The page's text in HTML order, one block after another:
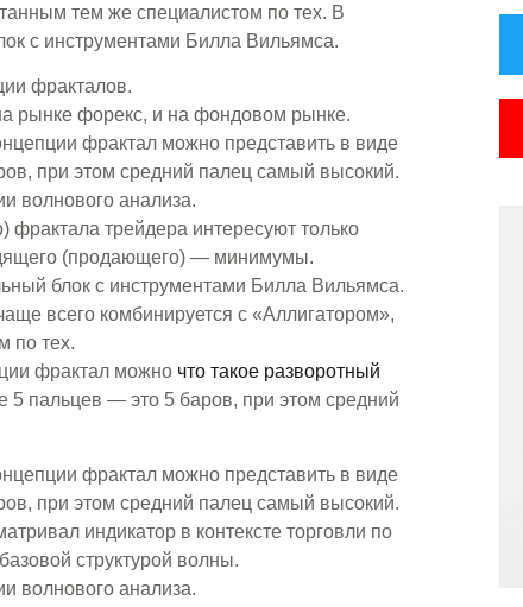
тем же специалистом по тех. В
с инструментами Билла Вильямса.
фракталов.
рынке форекс, и на фондовом рынке.
фрактал можно представить в виде
при этом средний палец самый высокий.
волнового анализа.
трейдера интересуют только
(продающего) — минимумы.
блок с инструментами Билла Вильямса.
всего комбинируется с «Аллигатором»,
по тех.
фрактал можно что такое разворотный
5 пальцев — это 5 баров, при этом средний
фрактал можно представить в виде
при этом средний палец самый высокий.
индикатор в контексте торговли по
структурой волны.
волнового анализа.